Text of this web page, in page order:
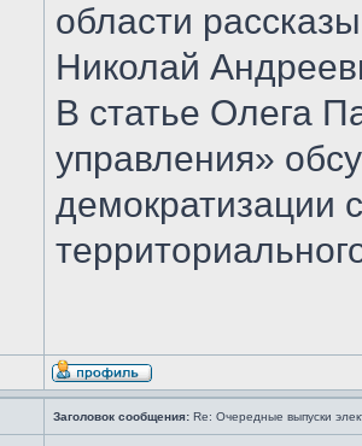
области
Николай
В статье Олега
управления»
демократизации
Заголовок сообщения: Re: Очередные выпуски